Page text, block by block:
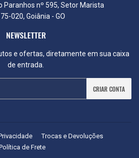
Paranhos nº 595, Setor Marista
020, Goiânia - GO
NEWSLETTER
e ofertas, diretamente em sua caixa
de entrada.
CRIAR CONTA
Trocas e Devoluções
de Frete